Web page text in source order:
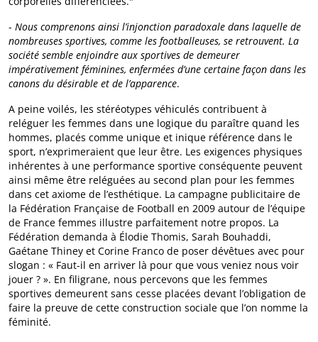
- Nous comprenons ainsi l’injonction paradoxale dans laquelle de
nombreuses sportives, comme les footballeuses, se retrouvent. La
société semble enjoindre aux sportives de demeurer
impérativement féminines, enfermées d’une certaine façon dans les
canons du désirable et de l’apparence.
A peine voilés, les stéréotypes véhiculés contribuent à
reléguer les femmes dans une logique du paraître quand les
hommes, placés comme unique et inique référence dans le
sport, n’exprimeraient que leur être. Les exigences physiques
inhérentes à une performance sportive conséquente peuvent
ainsi même être reléguées au second plan pour les femmes
dans cet axiome de l’esthétique. La campagne publicitaire de
la Fédération Française de Football en 2009 autour de l’équipe
de France femmes illustre parfaitement notre propos. La
Fédération demanda à Élodie Thomis, Sarah Bouhaddi,
Gaétane Thiney et Corine Franco de poser dévêtues avec pour
slogan : « Faut-il en arriver là pour que vous veniez nous voir
jouer ? ». En filigrane, nous percevons que les femmes
sportives demeurent sans cesse placées devant l’obligation de
faire la preuve de cette construction sociale que l’on nomme la
féminité.